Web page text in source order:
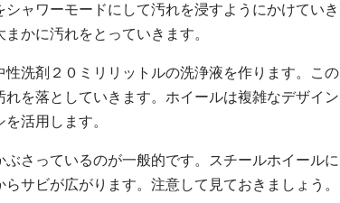
ャワーモードにして汚れを浸すようにかけていき
かに汚れをとっていきます。
洗剤２０ミリリットルの洗浄液を作ります。この
を落としていきます。ホイールは複雑なデザイン
活用します。
さっているのが一般的です。スチールホイールに
サビが広がります。注意して見ておきましょう。